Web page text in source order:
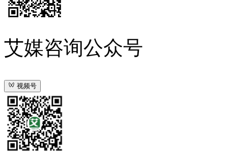
艾媒咨询公众号
视频号